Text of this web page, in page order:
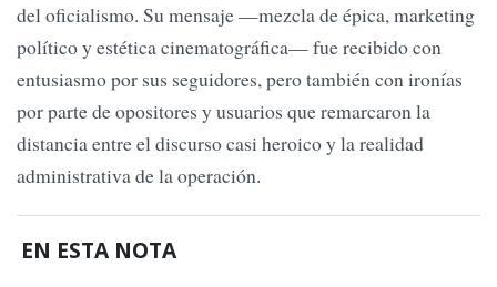
del oficialismo. Su mensaje —mezcla de épica, marketing
político y estética cinematográfica— fue recibido con
entusiasmo por sus seguidores, pero también con ironías
por parte de opositores y usuarios que remarcaron la
distancia entre el discurso casi heroico y la realidad
administrativa de la operación.
EN ESTA NOTA